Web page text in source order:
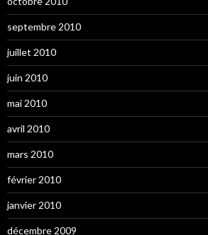
septembre 2010
juillet 2010
juin 2010
mai 2010
avril 2010
mars 2010
février 2010
janvier 2010
décembre 2009